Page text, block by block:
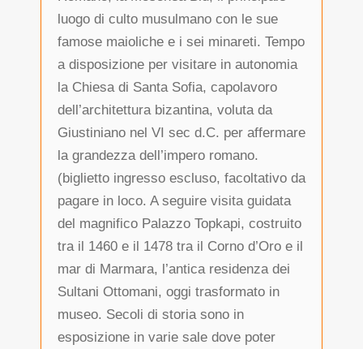
luogo di culto musulmano con le sue
famose maioliche e i sei minareti. Tempo
a disposizione per visitare in autonomia
la Chiesa di Santa Sofia, capolavoro
dell’architettura bizantina, voluta da
Giustiniano nel VI sec d.C. per affermare
la grandezza dell’impero romano.
(biglietto ingresso escluso, facoltativo da
pagare in loco. A seguire visita guidata
del magnifico Palazzo Topkapi, costruito
tra il 1460 e il 1478 tra il Corno d’Oro e il
mar di Marmara, l’antica residenza dei
Sultani Ottomani, oggi trasformato in
museo. Secoli di storia sono in
esposizione in varie sale dove poter